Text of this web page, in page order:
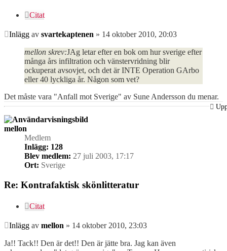
Citat
Inlägg av svartekaptenen » 14 oktober 2010, 20:03
mellon skrev:JAg letar efter en bok om hur sverige efter
många års infiltration och vänstervridning blir
ockuperat avsovjet, och det är INTE Operation GArbo
eller 40 lyckliga år. Någon som vet?
Det måste vara "Anfall mot Sverige" av Sune Andersson du menar.
mellon
Medlem
Inlägg: 128
Blev medlem: 27 juli 2003, 17:17
Ort: Sverige
Re: Kontrafaktisk skönlitteratur
Citat
Inlägg av mellon » 14 oktober 2010, 23:03
Ja!! Tack!! Den är det!! Den är jätte bra. Jag kan även